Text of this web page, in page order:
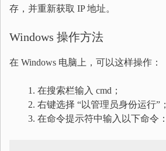
存，并重新获取 IP 地址。
Windows 操作方法
在 Windows 电脑上，可以这样操作：
在搜索栏输入 cmd；
右键选择 “以管理员身份运行”；
在命令提示符中输入以下命令：